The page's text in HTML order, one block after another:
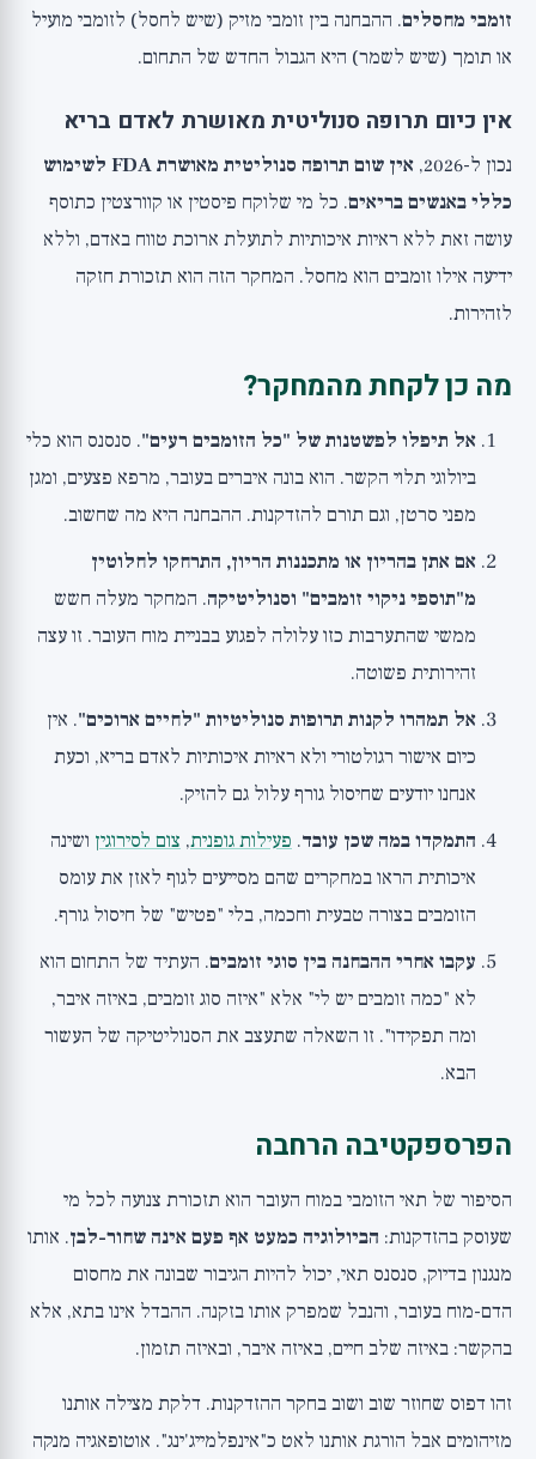
זומבי מחסלים. ההבחנה בין זומבי מזיק (שיש לחסל) לזומבי מועיל
או תומך (שיש לשמר) היא הגבול החדש של התחום.
אין כיום תרופה סנוליטית מאושרת לאדם בריא
נכון ל-2026,
אין שום תרופה סנוליטית מאושרת FDA לשימוש
כללי באנשים בריאים. כל מי שלוקח פיסטין או קוורצטין כתוסף
עושה זאת ללא ראיות איכותיות לתועלת ארוכת טווח באדם, וללא
ידיעה אילו זומבים הוא מחסל. המחקר הזה הוא תזכורת חזקה
לזהירות.
מה כן לקחת מהמחקר?
אל תיפלו לפשטנות של "כל הזומבים רעים". סנסנס הוא כלי
ביולוגי תלוי הקשר. הוא בונה איברים בעובר, מרפא פצעים, ומגן
מפני סרטן, וגם תורם להזדקנות. ההבחנה היא מה שחשוב.
אם אתן בהריון או מתכננות הריון, התרחקו לחלוטין
מ"תוספי ניקוי זומבים" וסנוליטיקה. המחקר מעלה חשש
ממשי שהתערבות כזו עלולה לפגוע בבניית מוח העובר. זו עצה
זהירותית פשוטה.
אל תמהרו לקנות תרופות סנוליטיות "לחיים ארוכים". אין
כיום אישור רגולטורי ולא ראיות איכותיות לאדם בריא, וכעת
אנחנו יודעים שחיסול גורף עלול גם להזיק.
התמקדו במה שכן עובד. פעילות גופנית, צום לסירוגין ושינה
איכותית הראו במחקרים שהם מסייעים לגוף לאזן את עומס
הזומבים בצורה טבעית וחכמה, בלי "פטיש" של חיסול גורף.
עקבו אחרי ההבחנה בין סוגי זומבים. העתיד של התחום הוא
לא "כמה זומבים יש לי" אלא "איזה סוג זומבים, באיזה איבר,
ומה תפקידו". זו השאלה שתעצב את הסנוליטיקה של העשור
הבא.
הפרספקטיבה הרחבה
הסיפור של תאי הזומבי במוח העובר הוא תזכורת צנועה לכל מי
שעוסק בהזדקנות: הביולוגיה כמעט אף פעם אינה שחור-לבן. אותו
מנגנון בדיוק, סנסנס תאי, יכול להיות הגיבור שבונה את מחסום
הדם-מוח בעובר, והנבל שמפרק אותו בזקנה. ההבדל אינו בתא, אלא
בהקשר: באיזה שלב חיים, באיזה איבר, ובאיזה תזמון.
זהו דפוס שחוזר שוב ושוב בחקר ההזדקנות. דלקת מצילה אותנו
מזיהומים אבל הורגת אותנו לאט כ"אינפלמייג'ינג". אוטופאגיה מנקה